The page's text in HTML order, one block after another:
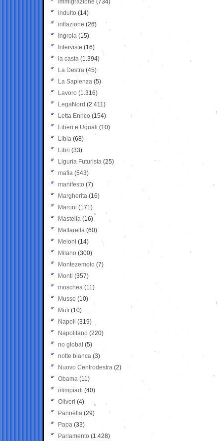
Immigrazione (734)
indulto (14)
inflazione (26)
Ingroia (15)
Interviste (16)
la casta (1.394)
La Destra (45)
La Sapienza (5)
Lavoro (1.316)
LegaNord (2.411)
Letta Enrico (154)
Liberi e Uguali (10)
Libia (68)
Libri (33)
Liguria Futurista (25)
mafia (543)
manifesto (7)
Margherita (16)
Maroni (171)
Mastella (16)
Mattarella (60)
Meloni (14)
Milano (300)
Montezemolo (7)
Monti (357)
moschea (11)
Musso (10)
Muti (10)
Napoli (319)
Napolitano (220)
no global (5)
notte bianca (3)
Nuovo Centrodestra (2)
Obama (11)
olimpiadi (40)
Oliveri (4)
Pannella (29)
Papa (33)
Parlamento (1.428)